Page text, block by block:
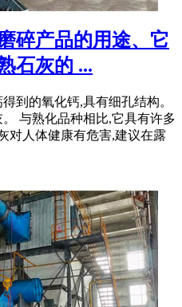
碎产品的用途、它
石灰的 ...
到的氧化钙,具有细孔结构。
与熟化品种相比,它具有许多
对人体健康有危害,建议在露